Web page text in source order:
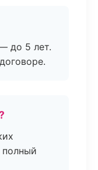
до 5 лет.
полный